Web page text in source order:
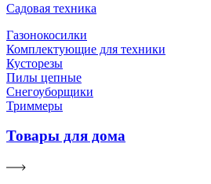
Садовая техника
Газонокосилки
Комплектующие для техники
Кусторезы
Пилы цепные
Снегоуборщики
Триммеры
Товары для дома